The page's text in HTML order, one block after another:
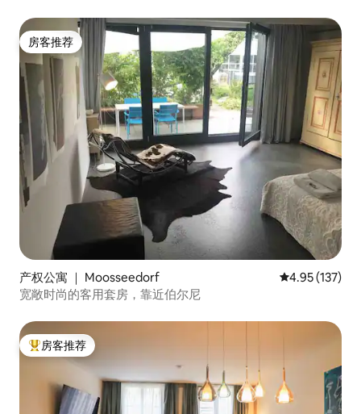
房客推荐
房客推荐
产权公寓 ｜ Moosseedorf 平均评分 4.95
4.95 (137)
宽敞时尚的客用套房，靠近伯尔尼
热门「房客推荐」
房客推荐